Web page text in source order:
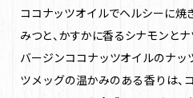
ココナッツオイルでヘルシーに焼
みつと、かすかに香るシナモンと
バージンココナッツオイルのナッ
ツメッグの温かみのある香りは、